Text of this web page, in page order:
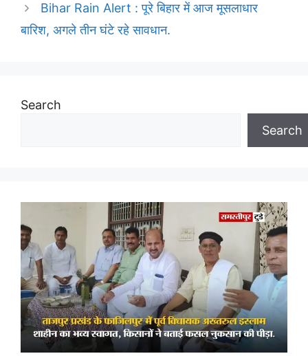
Bihar Rain Alert : पूरे बिहार में आज मूसलाधार
बारिश, अगले तीन घंटे रहे सावधान.
Search
Search